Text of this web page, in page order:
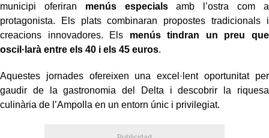
municipi oferiran menús especialsamb l’ostra com a
protagonista. Els plats combinaran propostes tradicionals i
creacions innovadores. Els menús tindran un preu que
oscil·larà entre els 40 i els 45 euros.
Aquestes jornades ofereixen una excel·lent oportunitat per
gaudir de la gastronomia del Delta i descobrir la riquesa
culinària de l’Ampolla en un entorn únic i privilegiat.